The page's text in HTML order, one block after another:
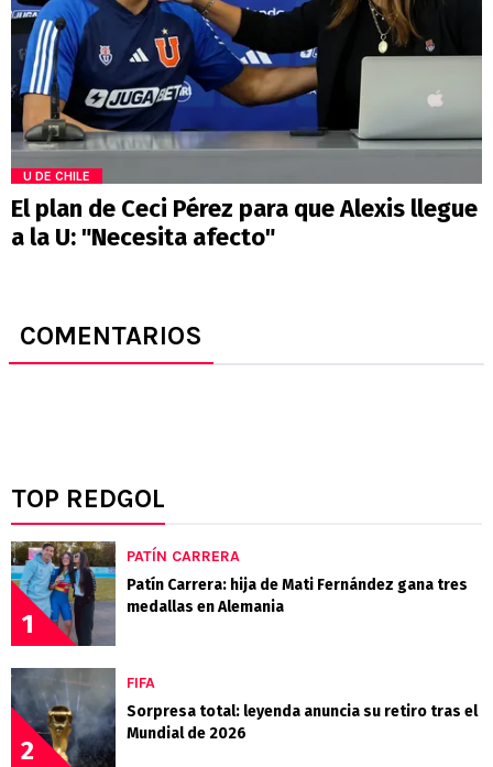
U DE CHILE
El plan de Ceci Pérez para que Alexis llegue
a la U: "Necesita afecto"
COMENTARIOS
TOP REDGOL
1
PATÍN CARRERA
Patín Carrera: hija de Mati Fernández gana tres
medallas en Alemania
2
FIFA
Sorpresa total: leyenda anuncia su retiro tras el
Mundial de 2026